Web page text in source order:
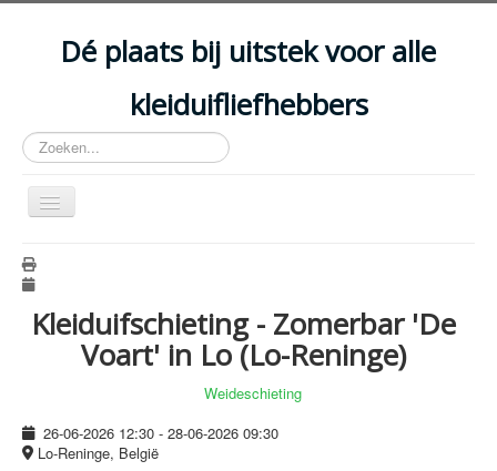
Dé plaats bij uitstek voor alle
kleiduifliefhebbers
Zoeken...
Schakelen
navigatie
EVENEMENTEN
ACCOMMODATIES
DISCIPLINES
Kleiduifschieting - Zomerbar 'De
Voart' in Lo (Lo-Reninge)
Weideschieting
26-06-2026 12:30 - 28-06-2026 09:30
Lo-Reninge, België